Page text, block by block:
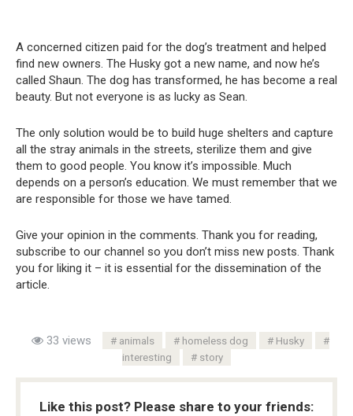
A concerned citizen paid for the dog’s treatment and helped
find new owners. The Husky got a new name, and now he’s
called Shaun. The dog has transformed, he has become a real
beauty. But not everyone is as lucky as Sean.
The only solution would be to build huge shelters and capture
all the stray animals in the streets, sterilize them and give
them to good people. You know it’s impossible. Much
depends on a person’s education. We must remember that we
are responsible for those we have tamed.
Give your opinion in the comments. Thank you for reading,
subscribe to our channel so you don’t miss new posts. Thank
you for liking it – it is essential for the dissemination of the
article.
33 views animals homeless dog
Husky
interesting
story
Like this post? Please share to your friends: